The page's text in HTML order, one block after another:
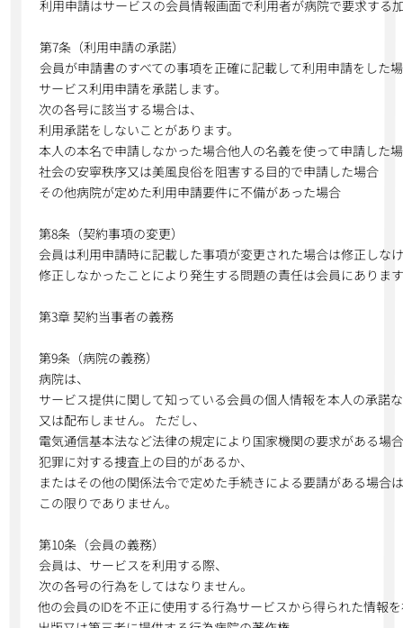
利用申請はサービスの会員情報画面で利用者が病院で要求す
第7条（利用申請の承諾）
会員が申請書のすべての事項を正確に記載して利用申請をした
サービス利用申請を承諾します。
次の各号に該当する場合は、
利用承諾をしないことがあります。
本人の本名で申請しなかった場合他人の名義を使って申請した
社会の安寧秩序又は美風良俗を阻害する目的で申請した場合
その他病院が定めた利用申請要件に不備があった場合
第8条（契約事項の変更）
会員は利用申請時に記載した事項が変更された場合は修正しな
修正しなかったことにより発生する問題の責任は会員にありま
第3章 契約当事者の義務
第9条（病院の義務）
病院は、
サービス提供に関して知っている会員の個人情報を本人の承諾
又は配布しません。 ただし、
電気通信基本法など法律の規定により国家機関の要求がある場
犯罪に対する捜査上の目的があるか、
またはその他の関係法令で定めた手続きによる要請がある場合
この限りでありません。
第10条（会員の義務）
会員は、サービスを利用する際、
次の各号の行為をしてはなりません。
他の会員のIDを不正に使用する行為サービスから得られた情報